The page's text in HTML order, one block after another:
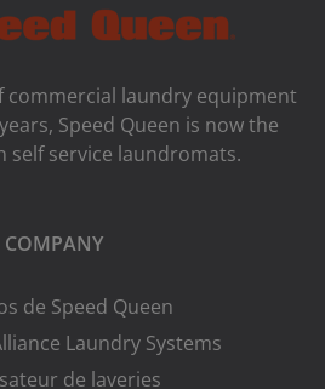
commercial laundry equipment
Speed ​​Queen is now the
self service laundromats.
COMPANY
de Speed Queen
Laundry Systems
de laveries